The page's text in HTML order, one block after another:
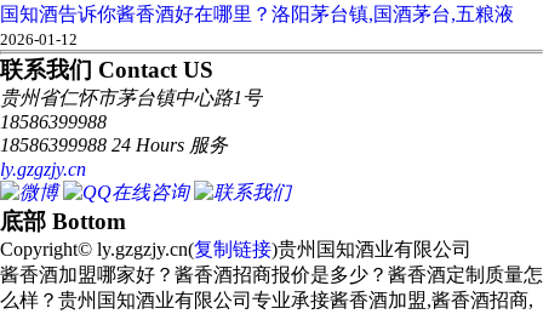
国知酒告诉你酱香酒好在哪里？洛阳茅台镇,国酒茅台,五粮液
2026-01-12
联系我们 Contact US
贵州省仁怀市茅台镇中心路1号
18586399988
18586399988 24 Hours 服务
ly.gzgzjy.cn
底部 Bottom
Copyright© ly.gzgzjy.cn(复制链接)贵州国知酒业有限公司
酱香酒加盟哪家好？酱香酒招商报价是多少？酱香酒定制质量怎
么样？贵州国知酒业有限公司专业承接酱香酒加盟,酱香酒招商,